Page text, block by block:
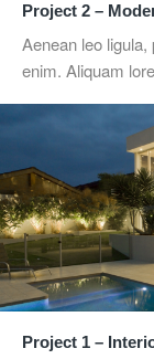
Project 2 –
Aenean leo
enim. Aliquam
Project 1 –